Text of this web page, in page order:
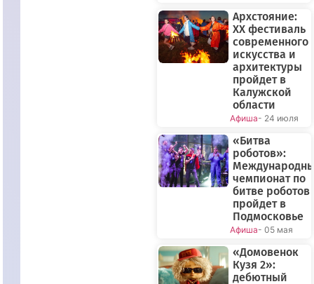
Архстояние:
XX фестиваль
современного
искусства и
архитектуры
пройдет в
Калужской
области
Афиша- 24 июля
«Битва
роботов»:
чемпионат по
битве роботов
пройдет в
Подмосковье
Афиша- 05 мая
«Домовенок
Кузя 2»:
дебютный